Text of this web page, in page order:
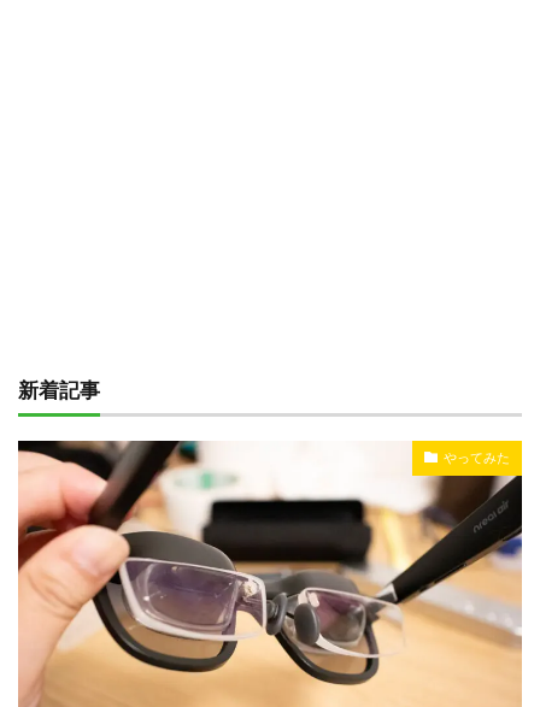
新着記事
やってみた